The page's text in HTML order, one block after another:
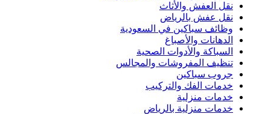
نقل العفش والأثاث
نقل عفش بالرياض
وظائف سباكين في السعودية
الدهانات والأصباغ
السباكة والأدوات الصحية
تنظيف المفروشات والمجالس
جروب سباكين
خدمات الفك والتركيب
خدمات منزلية
خدمات منزلية بالرياض